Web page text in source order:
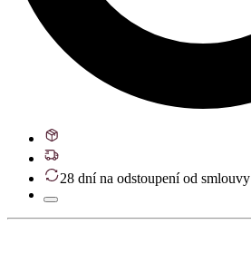
28 dní na odstoupení od smlouvy